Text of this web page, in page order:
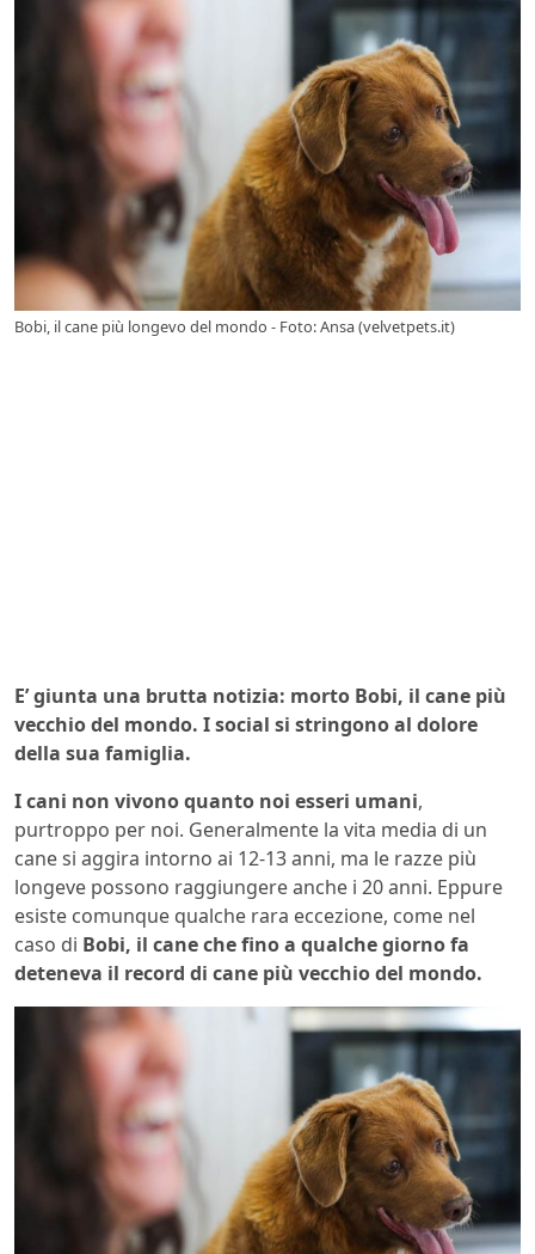
Bobi, il cane più longevo del mondo - Foto: Ansa (velvetpets.it)
E’ giunta una brutta notizia: morto Bobi, il cane più
vecchio del mondo. I social si stringono al dolore
della sua famiglia.
I cani non vivono quanto noi esseri umani,
purtroppo per noi. Generalmente la vita media di un
cane si aggira intorno ai 12-13 anni, ma le razze più
longeve possono raggiungere anche i 20 anni. Eppure
esiste comunque qualche rara eccezione, come nel
caso di Bobi, il cane che fino a qualche giorno fa
deteneva il record di cane più vecchio del mondo.